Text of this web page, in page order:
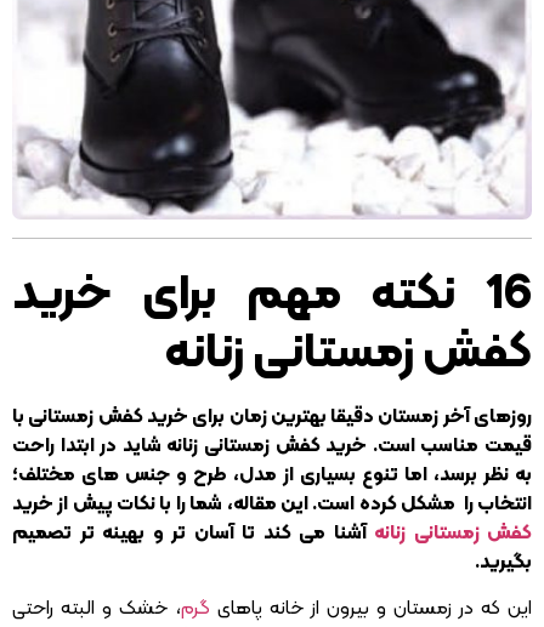
16 نکته مهم برای خرید
کفش زمستانی زنانه
روزهای آخر زمستان دقیقا بهترین زمان برای خرید کفش زمستانی با
قیمت مناسب است. خرید کفش زمستانی زنانه شاید در ابتدا راحت
به نظر برسد، اما تنوع بسیاری از مدل، طرح و جنس های مختلف؛
انتخاب را مشکل کرده است. این مقاله، شما را با نکات پیش از خرید
کفش زمستانی زنانه آشنا می کند تا آسان تر و بهینه تر تصمیم
بگیرید.
این که در زمستان و بیرون از خانه پاهای گرم، خشک و البته راحتی